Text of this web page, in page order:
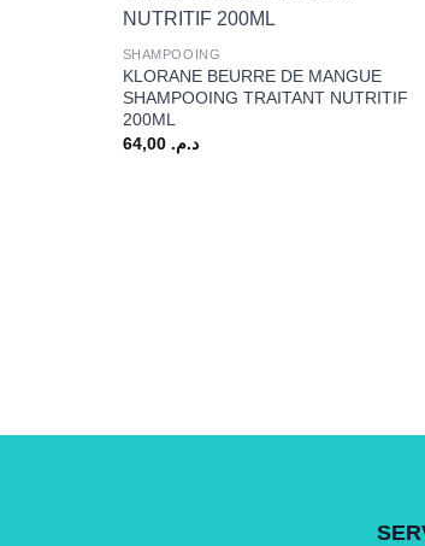
+
SHAMPOOING
KLORANE BEURRE DE MANGUE
SHAMPOOING TRAITANT NUTRITIF
200ML
د.م. 64,00